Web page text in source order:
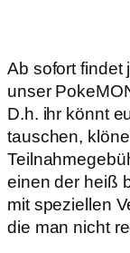
Ab sofort findet
unser
D.h. ihr könnt
tauschen,
einen der heiß
mit speziellen
die man nicht